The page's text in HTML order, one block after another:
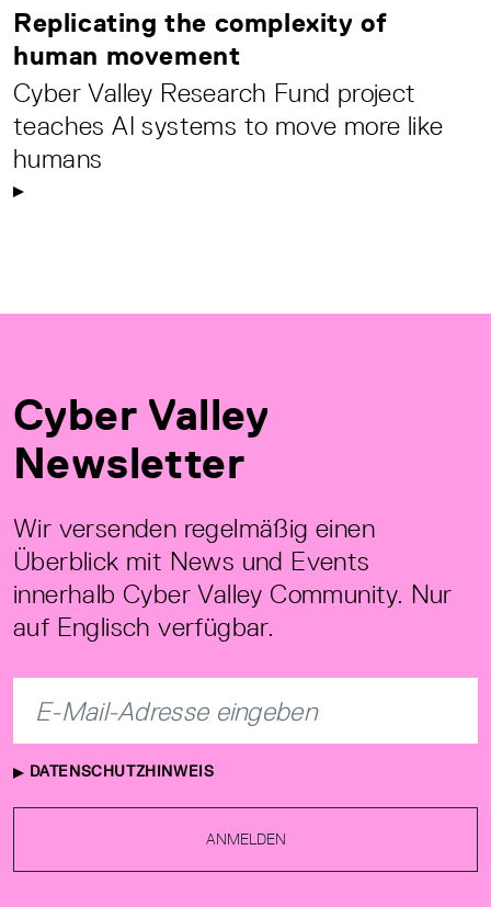
Replicating the complexity of
human movement
Cyber Valley Research Fund project
teaches AI systems to move more like
humans
Cyber Valley
Newsletter
Wir versenden regelmäßig einen
Überblick mit News und Events
innerhalb Cyber Valley Community. Nur
auf Englisch verfügbar.
DATENSCHUTZHINWEIS
ANMELDEN